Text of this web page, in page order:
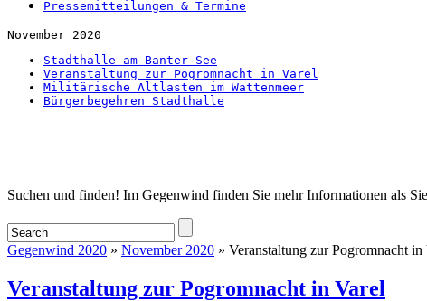
Pressemitteilungen & Termine
November 2020
Stadthalle am Banter See
Veranstaltung zur Pogromnacht in Varel
Militärische Altlasten im Wattenmeer
Bürgerbegehren Stadthalle
Startseite
Suchen und finden! Im Gegenwind finden Sie mehr Informationen als
Gegenwind 2020 » November 2020 » Veranstaltung zur Pogromnacht in
Veranstaltung zur Pogromnacht in Varel